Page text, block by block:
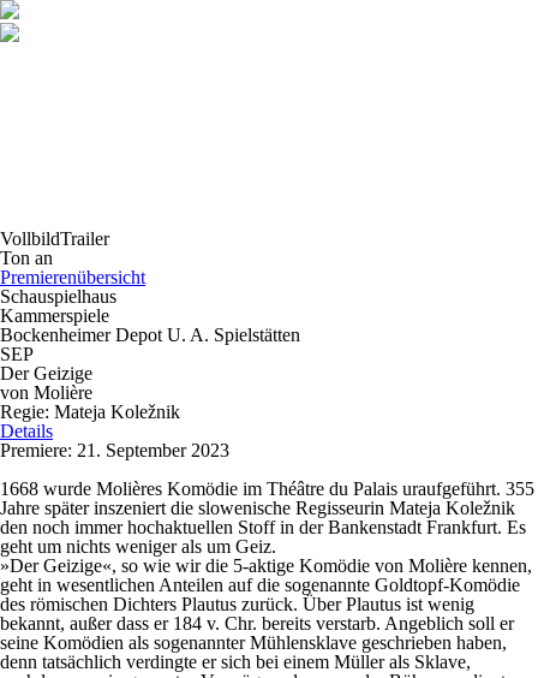
VollbildTrailer
Ton an
Premierenübersicht
Schauspielhaus
Kammerspiele
Bockenheimer Depot U. A. Spielstätten
SEP
Der Geizige
von Molière
Regie: Mateja Koležnik
Details
Premiere: 21. September 2023
1668 wurde Molières Komödie im Théâtre du Palais uraufgeführt. 355
Jahre später inszeniert die slowenische Regisseurin Mateja Koležnik
den noch immer hochaktuellen Stoff in der Bankenstadt Frankfurt. Es
geht um nichts weniger als um Geiz.
»Der Geizige«, so wie wir die 5-aktige Komödie von Molière kennen,
geht in wesentlichen Anteilen auf die sogenannte Goldtopf-Komödie
des römischen Dichters Plautus zurück. Über Plautus ist wenig
bekannt, außer dass er 184 v. Chr. bereits verstarb. Angeblich soll er
seine Komödien als sogenannter Mühlensklave geschrieben haben,
denn tatsächlich verdingte er sich bei einem Müller als Sklave,